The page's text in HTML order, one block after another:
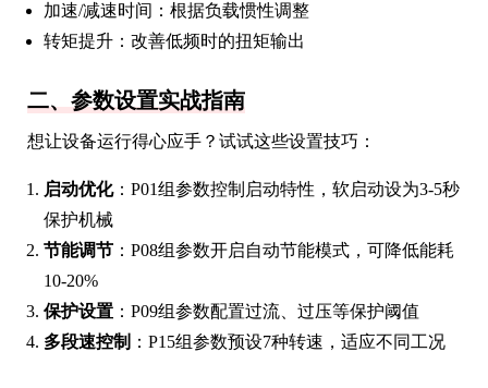
加速/减速时间：根据负载惯性调整
转矩提升：改善低频时的扭矩输出
二、参数设置实战指南
想让设备运行得心应手？试试这些设置技巧：
启动优化：P01组参数控制启动特性，软启动设为3-5秒
保护机械
节能调节 ：P08组参数开启自动节能模式，可降低能耗
10-20%
保护设置 ：P09组参数配置过流、过压等保护阈值
多段速控制 ：P15组参数预设7种转速，适应不同工况